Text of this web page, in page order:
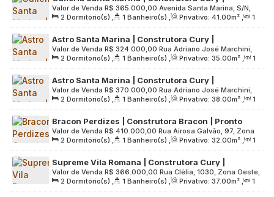
Construção | 41 metros | 02 dormitórios | com
varanda | vaga de moto
R$ 365.000,00
Valor de Venda
Avenida Santa Marina, S/N,
Zona Oeste, 05036-000, Água Branca, São Paulo, São
Paulo, Brasil
2 Dormitório(s) , 1 Banheiro(s) , Privativo: 41.00m² ,
1
Sala(s) , Útil: 41.00m² , Terreno: 6808.00m²
Astro Santa Marina | Construtora Cury |
Construção | 35 metros | 02 dormitórios | com
varanda | sem vaga
R$ 324.000,00
Valor de Venda
Rua Adriano José Marchini,
281, Zona Oeste, 05036-020, Água Branca, São Paulo, São
Paulo, Brasil
2 Dormitório(s) , 1 Banheiro(s) , Privativo: 35.00m² ,
1
Sala(s) , Útil: 35.00m² , Terreno: 4474.00m²
Astro Santa Marina | Construtora Cury |
Construção | 38 metros | 02 dormitórios | com
varanda | sem vaga
R$ 370.000,00
Valor de Venda
Rua Adriano José Marchini,
281, Zona Oeste, 05036-020, Água Branca, São Paulo, São
Paulo, Brasil
2 Dormitório(s) , 1 Banheiro(s) , Privativo: 38.00m² ,
1
Sala(s) , Útil: 38.00m² , Terreno: 4474.00m²
Bracon Perdizes | Construtora Bracon | Pronto
para morar | 32 metros | 02 dormitórios | sem
varanda e vaga
R$ 410.000,00
Valor de Venda
Rua Airosa Galvão, 97, Zona
Oeste, 05002-070, Água Branca, São Paulo, São Paulo,
Brasil
2 Dormitório(s) , 1 Banheiro(s) , Privativo: 32.00m² ,
1
Sala(s) , Útil: 32.00m² , Terreno: 420.00m²
Supreme Vila Romana | Construtora Cury |
Construção | 37 metros | 02 dormitórios com
varanda | sem vaga
R$ 366.000,00
Valor de Venda
Rua Clélia, 1030, Zona Oeste,
05042-000, Água Branca, São Paulo, São Paulo, Brasil
2 Dormitório(s) , 1 Banheiro(s) , Privativo: 37.00m² ,
1
Sala(s) , Útil: 37.00m² , Terreno: 3983.00m²